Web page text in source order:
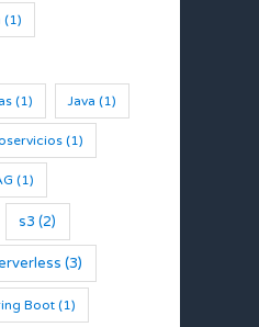
(1)
(1) Java (1)
(1)
(1)
s3 (2)
(3)
Boot(1)